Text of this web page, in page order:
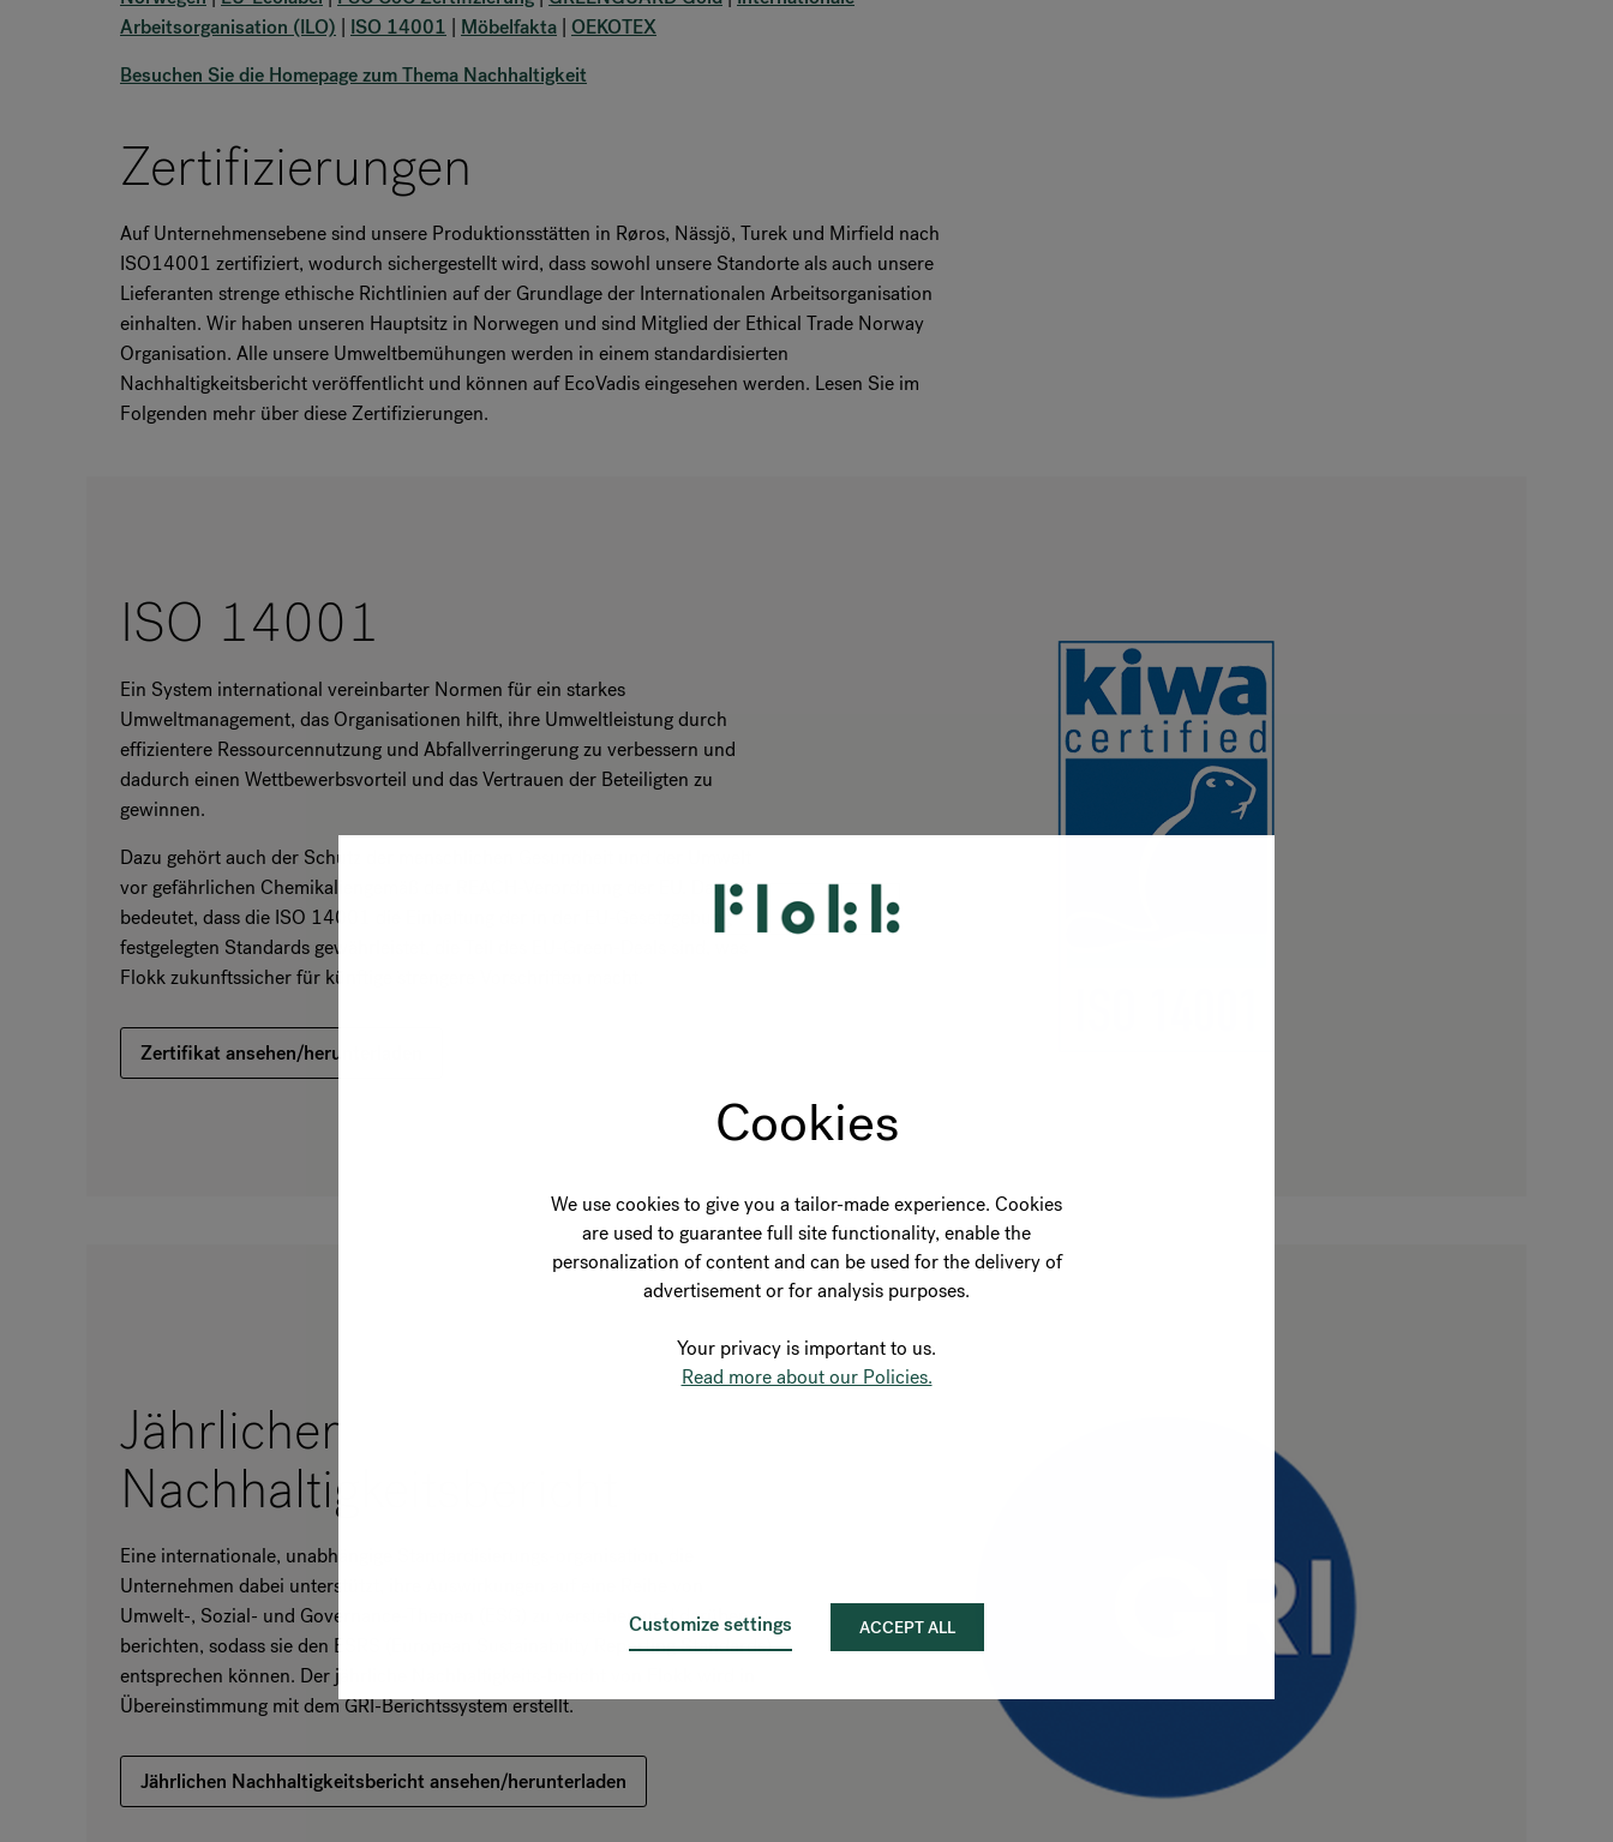
Cookies
We use cookies to give you a tailor-made experience. Cookies
are used to guarantee full site functionality, enable the
personalization of content and can be used for the delivery of
advertisement or for analysis purposes.
Your privacy is important to us.
Read more about our Policies.
Customize settings ACCEPT ALL
Arbeitsorganisation (ILO)
ISO 14001 Möbelfakta
OEKOTEX
Besuchen Sie die Homepage zum Thema Nachhaltigkeit
Zertifizierungen
Auf Unternehmensebene sind unsere Produktionsstätten in Røros, Nässjö, Turek und Mirfield nach
ISO14001 zertifiziert, wodurch sichergestellt wird, dass sowohl unsere Standorte als auch unsere
Lieferanten strenge ethische Richtlinien auf der Grundlage der Internationalen Arbeitsorganisation
einhalten. Wir haben unseren Hauptsitz in Norwegen und sind Mitglied der Ethical Trade Norway
Organisation. Alle unsere Umweltbemühungen werden in einem standardisierten
Nachhaltigkeitsbericht veröffentlicht und können auf EcoVadis eingesehen werden. Lesen Sie im
Folgenden mehr über diese Zertifizierungen.
ISO 14001
Ein System international vereinbarter Normen für ein starkes
Umweltmanagement, das Organisationen hilft, ihre Umweltleistung durch
effizientere Ressourcennutzung und Abfallverringerung zu verbessern und
dadurch einen Wettbewerbsvorteil und das Vertrauen der Beteiligten zu
gewinnen.
Dazu gehört auch der Schutz der menschlichen Gesundheit und der Umwelt
vor gefährlichen Chemikaliengemäß der REACH-Verordnung der EU. Das
bedeutet, dass die ISO 14001 die Einhaltung der in der EU-Gesetzgebung
festgelegten Standards gewährleistet, die Teil des EU-Green-Deals sind, was
Flokk zukunftssicher für künftige strengere Vorschriften macht.
Zertifikat ansehen/herunterladen
Jährlicher
Nachhaltigkeitsbericht
Eine internationale, unabhängige Standardisierungs-organisation, die
Unternehmen dabei unterstützt, ihre Auswirkungen auf eine Reihe von
Umwelt-, Sozial- und Governance-Themen (ESG) zu verstehen und darüber zu
berichten, sodass sie den ESRS (European Sustainability Reporting Standards)
entsprechen können. Der jährliche Nachhaltigkeits-bericht von Flokk wird in
Übereinstimmung mit dem GRI-Berichtssystem erstellt.
Jährlichen Nachhaltigkeitsbericht ansehen/herunterladen